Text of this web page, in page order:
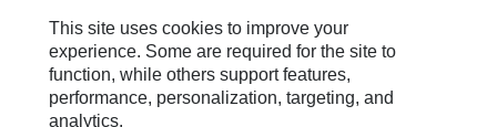
Le Mie Preferenze Di Marketing
Mappa Del Sito
Cookie Settings
This site uses cookies to improve your
experience. Some are required for the site to
function, while others support features,
performance, personalization, targeting, and
analytics.